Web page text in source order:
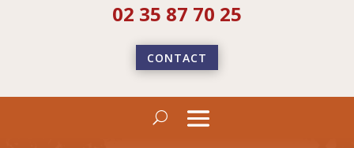
02 35 87 70 25
CONTACT